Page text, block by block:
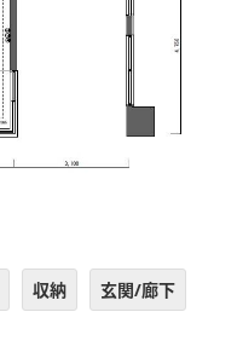
収納 玄関/廊下